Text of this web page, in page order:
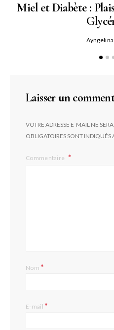
Miel et Diabète :
Laisser un
VOTRE ADRESSE E-MAIL NE
OBLIGATOIRES SONT INDIQUÉS
Commentaire
Nom*
E-mail*